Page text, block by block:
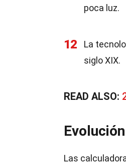
poca luz.
12 La
siglo XIX.
READ ALSO:
Las